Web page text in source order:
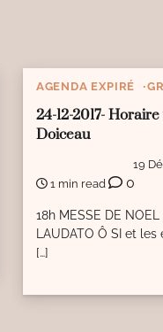
AGENDA EXPIRÉ
24-12-2017-
Doiceau
19
1 min read
0
18h MESSE DE
LAUDATO Ô SI et
[…]